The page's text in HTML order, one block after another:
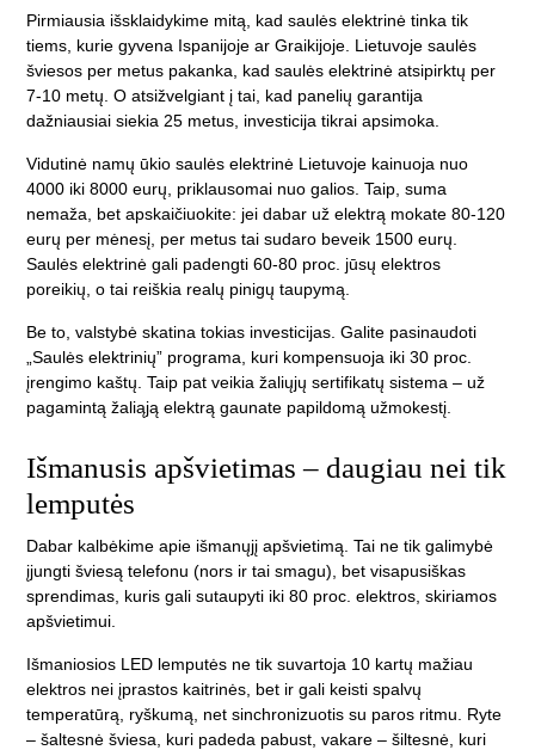
Pirmiausia išsklaidykime mitą, kad saulės elektrinė tinka tik
tiems, kurie gyvena Ispanijoje ar Graikijoje. Lietuvoje saulės
šviesos per metus pakanka, kad saulės elektrinė atsipirktų per
7-10 metų. O atsižvelgiant į tai, kad panelių garantija
dažniausiai siekia 25 metus, investicija tikrai apsimoka.
Vidutinė namų ūkio saulės elektrinė Lietuvoje kainuoja nuo
4000 iki 8000 eurų, priklausomai nuo galios. Taip, suma
nemaža, bet apskaičiuokite: jei dabar už elektrą mokate 80-120
eurų per mėnesį, per metus tai sudaro beveik 1500 eurų.
Saulės elektrinė gali padengti 60-80 proc. jūsų elektros
poreikių, o tai reiškia realų pinigų taupymą.
Be to, valstybė skatina tokias investicijas. Galite pasinaudoti
„Saulės elektrinių” programa , kuri kompensuoja iki 30 proc.
įrengimo kaštų. Taip pat veikia žaliųjų sertifikatų sistema – už
pagamintą žaliąją elektrą gaunate papildomą užmokestį.
Išmanusis apšvietimas – daugiau nei tik
lemputės
Dabar kalbėkime apie išmanųjį apšvietimą. Tai ne tik galimybė
įjungti šviesą telefonu (nors ir tai smagu), bet visapusiškas
sprendimas, kuris gali sutaupyti iki 80 proc. elektros, skiriamos
apšvietimui.
Išmaniosios LED lemputės ne tik suvartoja 10 kartų mažiau
elektros nei įprastos kaitrinės, bet ir gali keisti spalvų
temperatūrą, ryškumą, net sinchronizuotis su paros ritmu. Ryte
– šaltesnė šviesa, kuri padeda pabust, vakare – šiltesnė, kuri